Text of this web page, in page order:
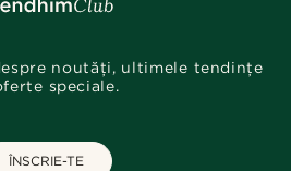
noutăți, ultimele tendințe
speciale.
ÎNSCRIE-TE